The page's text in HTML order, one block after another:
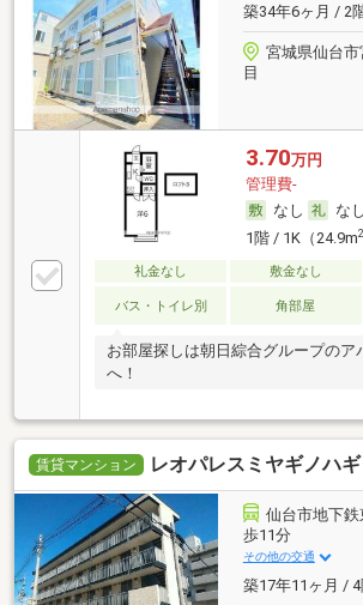
築34年6ヶ月 / 2
宮城県仙台
目
3.70万円
管理費-
なし
なし
1階 / 1K（24.9m2
礼金なし 敷金なし
バス・トイレ別 角部屋
お部屋探しは朝日綜合グループのア
へ！
賃貸マンション レオパレスミヤギノハギ
仙台市地下
歩11分
その他の交通
築17年11ヶ月 /